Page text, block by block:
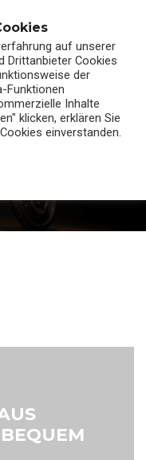
GREY
auf unserer
Drittanbieter Cookies
der
Funktionen
Inhalte
klicken, erklären Sie
einverstanden.